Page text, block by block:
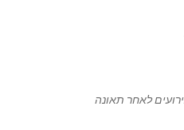
לאחר תאונה